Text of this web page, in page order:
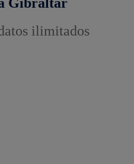
ilimitados